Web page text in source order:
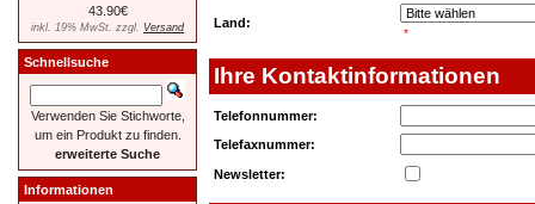
Land:
*
Ihre Kontaktinformationen
Telefonnummer:
Telefaxnummer:
Newsletter:
43.90€
inkl. 19% MwSt. zzgl. Versand
Schnellsuche
Verwenden Sie Stichworte,
um ein Produkt zu finden.
erweiterte Suche
Informationen